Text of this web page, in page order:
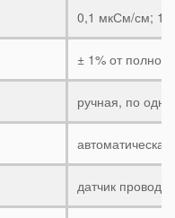
0,1 мкСм/см; 1
± 1% от полной
ручная, по
датчик